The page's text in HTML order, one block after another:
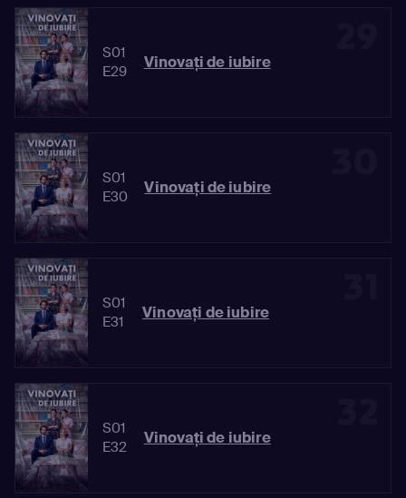
S01
E29
Vinovaţi de iubire
S01
E30
Vinovaţi de iubire
S01
E31
Vinovaţi de iubire
S01
E32
Vinovaţi de iubire